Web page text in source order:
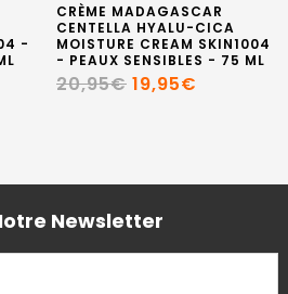
-
CRÈME MADAGASCAR
CENTELLA HYALU-CICA
MOISTURE CREAM SKIN1004
- PEAUX SENSIBLES - 75 ML
20,95€ 19,95€
Newsletter